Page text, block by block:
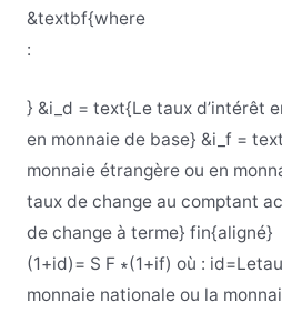
&textbf{where
:
} &i_d = text{Le taux d’intérêt
en monnaie de base} &i_f =
monnaie étrangère ou en
taux de change au comptant
de change à terme} fin{aligné}
(1+id)= S F ∗(1+if) où : id=Le
monnaie nationale ou la